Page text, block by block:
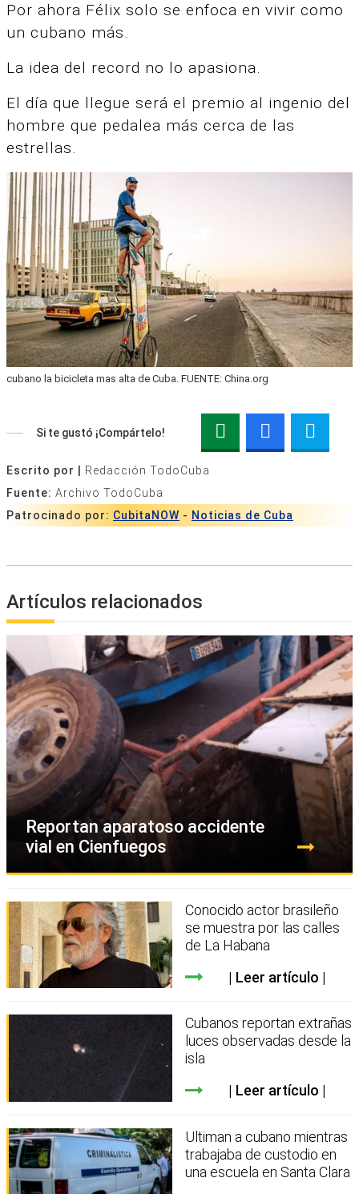
Por ahora Félix solo se enfoca en vivir como
un cubano más.
La idea del record no lo apasiona.
El día que llegue será el premio al ingenio del
hombre que pedalea más cerca de las
estrellas.
cubano la bicicleta mas alta de Cuba. FUENTE: China.org
Si te gustó ¡Compártelo!
Escrito por |
Redacción TodoCuba
Fuente: Archivo TodoCuba
Patrocinado por: CubitaNOW - Noticias de Cuba
Artículos relacionados
Reportan aparatoso accidente
vial en Cienfuegos
Conocido actor brasileño
se muestra por las calles
de La Habana
Leer artículo
Cubanos reportan extrañas
luces observadas desde la
isla
Leer artículo
Ultiman a cubano mientras
trabajaba de custodio en
una escuela en Santa Clara